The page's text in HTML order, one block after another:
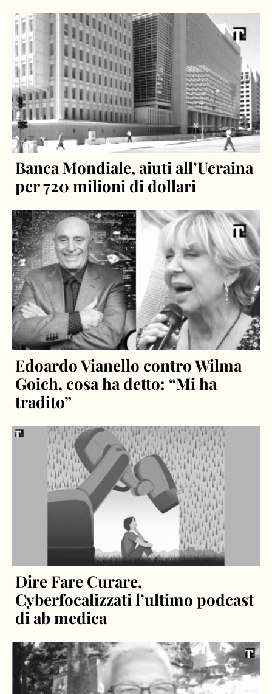
Banca Mondiale, aiuti all’Ucraina
per 720 milioni di dollari
Edoardo Vianello contro Wilma
Goich, cosa ha detto: “Mi ha
tradito”
Dire Fare Curare,
Cyberfocalizzati l’ultimo podcast
di ab medica